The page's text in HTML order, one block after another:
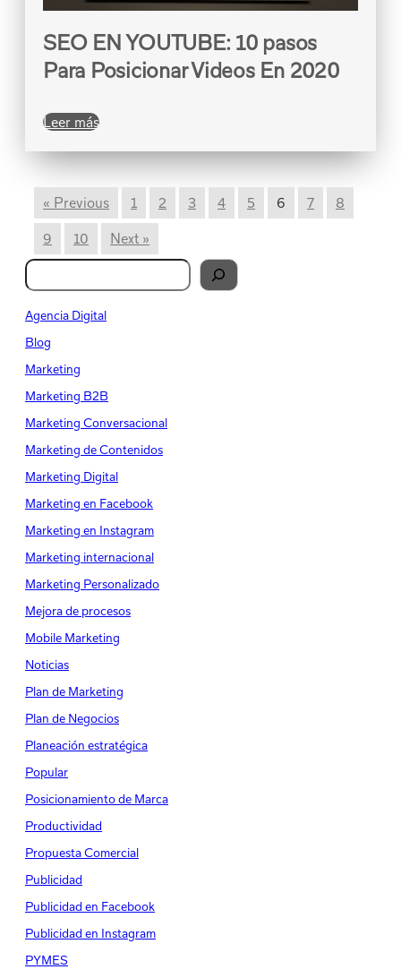
SEO EN YOUTUBE: 10 pasos
Para Posicionar Videos En 2020
Leer más
« Previous 1 2 3 4 5 6 7
8
9
10
Next »
B
u
s
c
r
Agencia Digital
Blog
Marketing
Marketing B2B
Marketing Conversacional
Marketing de Contenidos
Marketing Digital
Marketing en Facebook
Marketing en Instagram
Marketing internacional
Marketing Personalizado
Mejora de procesos
Mobile Marketing
Noticias
Plan de Marketing
Plan de Negocios
Planeación estratégica
Popular
Posicionamiento de Marca
Productividad
Propuesta Comercial
Publicidad
Publicidad en Facebook
Publicidad en Instagram
PYMES